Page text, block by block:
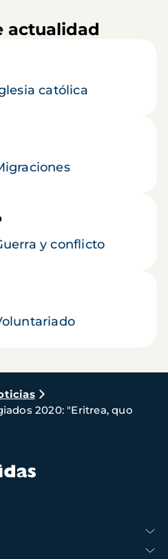
actualidad
católica
y conflicto
2020: "Eritrea, quo